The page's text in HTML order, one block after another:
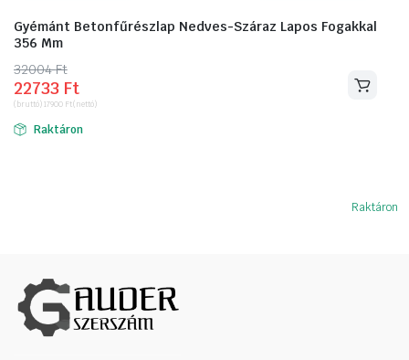
Gyémánt Betonfűrészlap Nedves-Száraz Lapos Fogakkal
356 Mm
32004Ft
Original
price
was:
32004 Ft.
22733 Ft
Current
price
is:
22733 Ft.
(bruttó)17900 Ft(nettó)
Raktáron
Raktáron